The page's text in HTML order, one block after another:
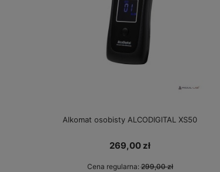
Alkomat osobisty ALCODIGITAL XS50
269,00 zł
Cena regularna:299,00 zł